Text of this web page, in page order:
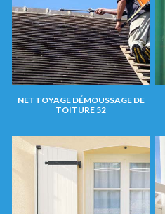
NETTOYAGE DÉMOUSSAGE DE
TOITURE 52